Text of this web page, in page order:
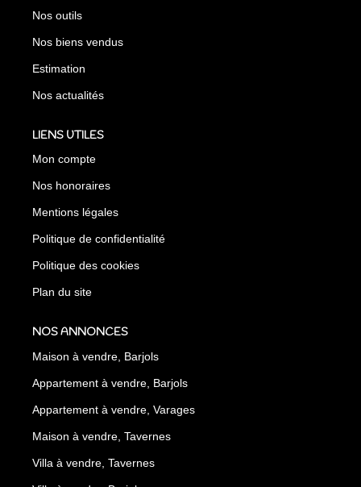
Nos outils
Nos biens vendus
Estimation
Nos actualités
LIENS UTILES
Mon compte
Nos honoraires
Mentions légales
Politique de confidentialité
Politique des cookies
Plan du site
NOS ANNONCES
Maison à vendre, Barjols
Appartement à vendre, Barjols
Appartement à vendre, Varages
Maison à vendre, Tavernes
Villa à vendre, Tavernes